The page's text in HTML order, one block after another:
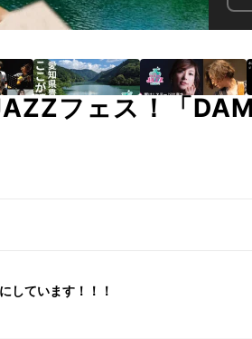
フェス！「
しています！！！